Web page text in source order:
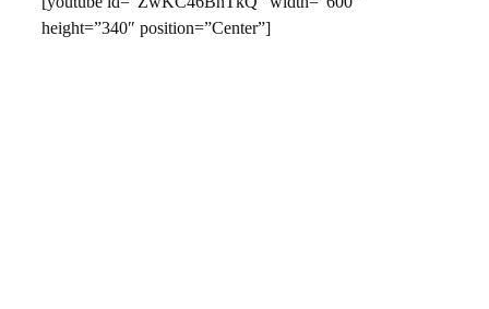
height=”340″ position=”Center”]